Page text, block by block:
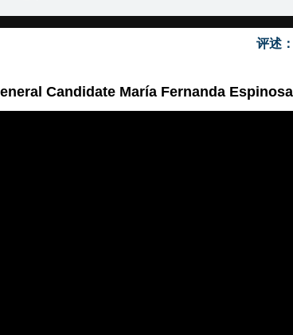
评述
Candidate María Fernanda